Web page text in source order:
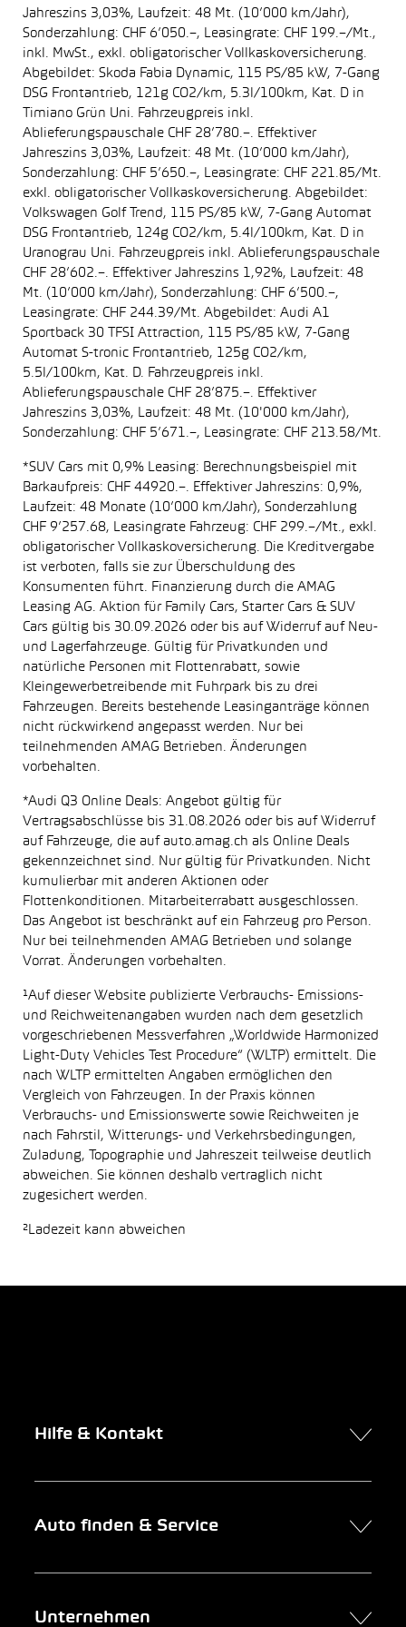
Jahreszins 3,03%, Laufzeit: 48 Mt. (10’000 km/Jahr),
Sonderzahlung: CHF 6’050.–, Leasingrate: CHF 199.–/Mt.,
inkl. MwSt., exkl. obligatorischer Vollkaskoversicherung.
Abgebildet: Skoda Fabia Dynamic, 115 PS/85 kW, 7-Gang
DSG Frontantrieb, 121g CO2/km, 5.3l/100km, Kat. D in
Timiano Grün Uni. Fahrzeugpreis inkl.
Ablieferungspauschale CHF 28’780.–. Effektiver
Jahreszins 3,03%, Laufzeit: 48 Mt. (10’000 km/Jahr),
Sonderzahlung: CHF 5’650.–, Leasingrate: CHF 221.85/Mt.
exkl. obligatorischer Vollkaskoversicherung. Abgebildet:
Volkswagen Golf Trend, 115 PS/85 kW, 7-Gang Automat
DSG Frontantrieb, 124g CO2/km, 5.4l/100km, Kat. D in
Uranograu Uni. Fahrzeugpreis inkl. Ablieferungspauschale
CHF 28’602.–. Effektiver Jahreszins 1,92%, Laufzeit: 48
Mt. (10’000 km/Jahr), Sonderzahlung: CHF 6’500.–,
Leasingrate: CHF 244.39/Mt. Abgebildet: Audi A1
Sportback 30 TFSI Attraction, 115 PS/85 kW, 7-Gang
Automat S-tronic Frontantrieb, 125g CO2/km,
5.5l/100km, Kat. D. Fahrzeugpreis inkl.
Ablieferungspauschale CHF 28’875.–. Effektiver
Jahreszins 3,03%, Laufzeit: 48 Mt. (10'000 km/Jahr),
Sonderzahlung: CHF 5’671.–, Leasingrate: CHF 213.58/Mt.
*SUV Cars mit 0,9% Leasing: Berechnungsbeispiel mit
Barkaufpreis: CHF 44920.–. Effektiver Jahreszins: 0,9%,
Laufzeit: 48 Monate (10’000 km/Jahr), Sonderzahlung
CHF 9’257.68, Leasingrate Fahrzeug: CHF 299.–/Mt., exkl.
obligatorischer Vollkaskoversicherung. Die Kreditvergabe
ist verboten, falls sie zur Überschuldung des
Konsumenten führt. Finanzierung durch die AMAG
Leasing AG. Aktion für Family Cars, Starter Cars & SUV
Cars gültig bis 30.09.2026 oder bis auf Widerruf auf Neu-
und Lagerfahrzeuge. Gültig für Privatkunden und
natürliche Personen mit Flottenrabatt, sowie
Kleingewerbetreibende mit Fuhrpark bis zu drei
Fahrzeugen. Bereits bestehende Leasinganträge können
nicht rückwirkend angepasst werden. Nur bei
teilnehmenden AMAG Betrieben. Änderungen
vorbehalten.
*Audi Q3 Online Deals: Angebot gültig für
Vertragsabschlüsse bis 31.08.2026 oder bis auf Widerruf
auf Fahrzeuge, die auf auto.amag.ch als Online Deals
gekennzeichnet sind. Nur gültig für Privatkunden. Nicht
kumulierbar mit anderen Aktionen oder
Flottenkonditionen. Mitarbeiterrabatt ausgeschlossen.
Das Angebot ist beschränkt auf ein Fahrzeug pro Person.
Nur bei teilnehmenden AMAG Betrieben und solange
Vorrat. Änderungen vorbehalten.
¹Auf dieser Website publizierte Verbrauchs- Emissions-
und Reichweitenangaben wurden nach dem gesetzlich
vorgeschriebenen Messverfahren „Worldwide Harmonized
Light-Duty Vehicles Test Procedure“ (WLTP) ermittelt. Die
nach WLTP ermittelten Angaben ermöglichen den
Vergleich von Fahrzeugen. In der Praxis können
Verbrauchs- und Emissionswerte sowie Reichweiten je
nach Fahrstil, Witterungs- und Verkehrsbedingungen,
Zuladung, Topographie und Jahreszeit teilweise deutlich
abweichen. Sie können deshalb vertraglich nicht
zugesichert werden.
²Ladezeit kann abweichen
Hilfe & Kontakt
Auto finden & Service
Unternehmen